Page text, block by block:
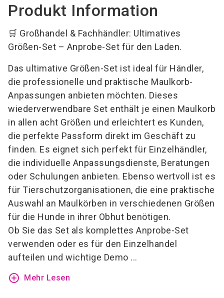
Produkt Information
🛒 Großhandel & Fachhändler: Ultimatives
Größen-Set – Anprobe-Set für den Laden.
Das ultimative Größen-Set ist ideal für Händler,
die professionelle und praktische Maulkorb-
Anpassungen anbieten möchten. Dieses
wiederverwendbare Set enthält je einen Maulkorb
in allen acht Größen und erleichtert es Kunden,
die perfekte Passform direkt im Geschäft zu
finden. Es eignet sich perfekt für Einzelhändler,
die individuelle Anpassungsdienste, Beratungen
oder Schulungen anbieten. Ebenso wertvoll ist es
für Tierschutzorganisationen, die eine praktische
Auswahl an Maulkörben in verschiedenen Größen
für die Hunde in ihrer Obhut benötigen.
Ob Sie das Set als komplettes Anprobe-Set
verwenden oder es für den Einzelhandel
aufteilen und wichtige Demo ...
add_circle_outline Mehr Lesen